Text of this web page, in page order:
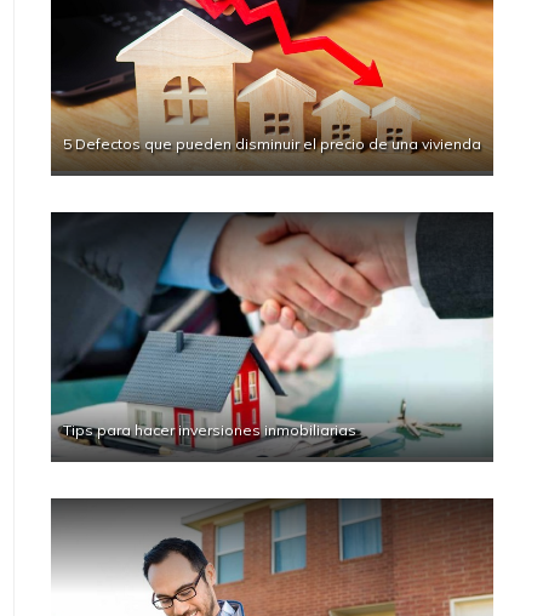
5 Defectos que pueden disminuir el precio de una vivienda
Tips para hacer inversiones inmobiliarias